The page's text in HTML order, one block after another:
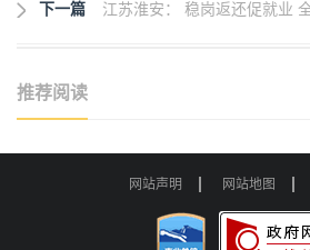
下一篇 江苏淮安： 稳岗返还促就业
推荐阅读
网站声明 网站地图